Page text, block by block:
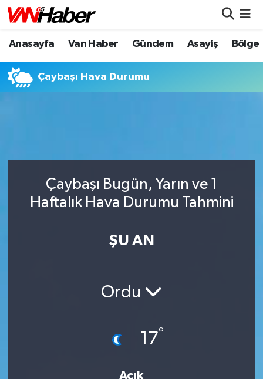
Anasayfa Van Haber Gündem Asayiş Bölge
Çaybaşı Hava Durumu
Çaybaşı Bugün, Yarın ve 1
Haftalık Hava Durumu Tahmini
ŞU AN
Ordu
17°
Açık
Nöbetçi Eczaneler
Hava Durumu
Son Dakika Haberleri